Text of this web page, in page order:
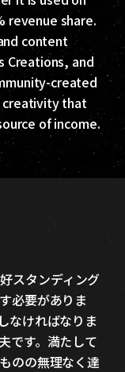
revenue share.
content
Creations, and
created
creativity that
of income.
スタンディング
必要がありま
なければなりま
です。満たして
のの無理なく達